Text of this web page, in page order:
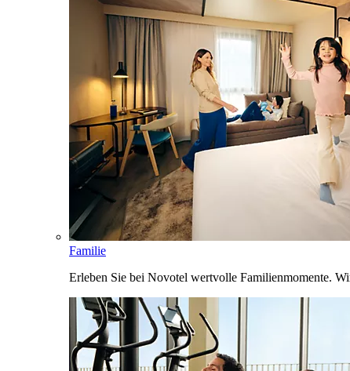
Familie
Erleben Sie bei Novotel wertvolle Familienmomente.